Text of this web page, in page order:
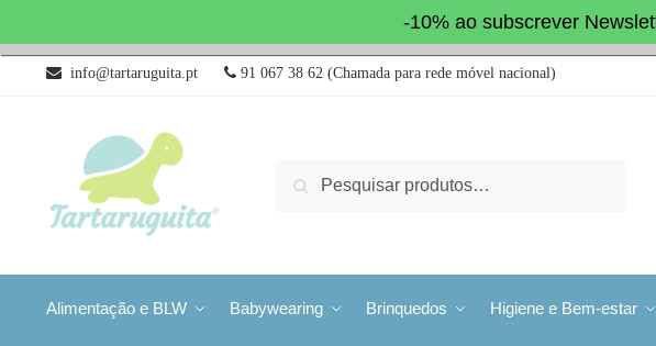
-10% ao subscrever
info@tartaruguita.pt 91 067 38 62 (Chamada para rede móvel nacional)
Pesquisa
Alimentação e BLW Babywearing Brinquedos Higiene e Bem-estar